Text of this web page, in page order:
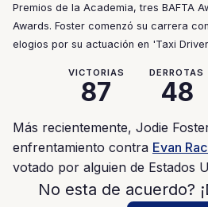
Premios de la Academia, tres BAFTA
Awards. Foster comenzó su carrera
elogios por su actuación en 'Taxi
VICTORIAS
87
DERROTAS
48
Más recientemente, Jodie
enfrentamiento contra Evan
votado por alguien de Estados
No esta de acuerdo?